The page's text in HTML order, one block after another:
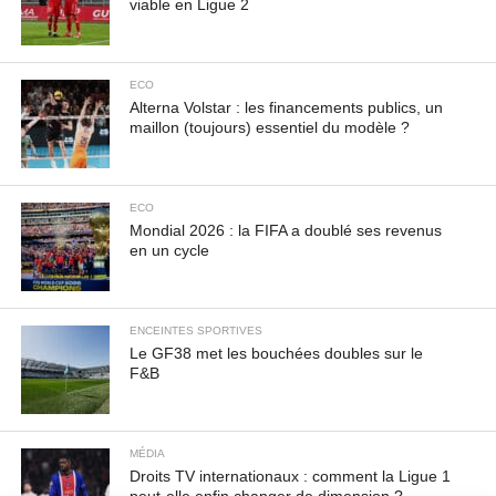
viable en Ligue 2
ECO
Alterna Volstar : les financements publics, un
maillon (toujours) essentiel du modèle ?
ECO
Mondial 2026 : la FIFA a doublé ses revenus
en un cycle
ENCEINTES SPORTIVES
Le GF38 met les bouchées doubles sur le
F&B
MÉDIA
Droits TV internationaux : comment la Ligue 1